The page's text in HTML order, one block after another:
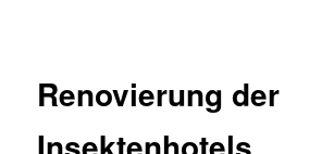
Renovierung der